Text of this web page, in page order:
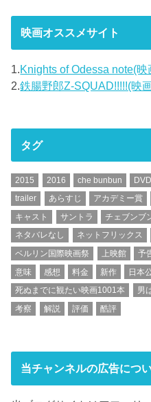
映画オススメサイト
1.Knights of Odessa note(
2.鉄腸野郎Z-SQUAD!!!!!(映
タグ
2015 2016 che bunbun DVD
trailer
あらすじ アカデミー賞
キャスト
サントラ チェブンブ
ネタバレなし
ネットフリックス
ベルリン国際映画祭
上映館 予
意味
感想 料金 新作 日本
死ぬまでに観たい映画1001本
男
考察
解説 評価 酷評
当チャンネルの広告につ